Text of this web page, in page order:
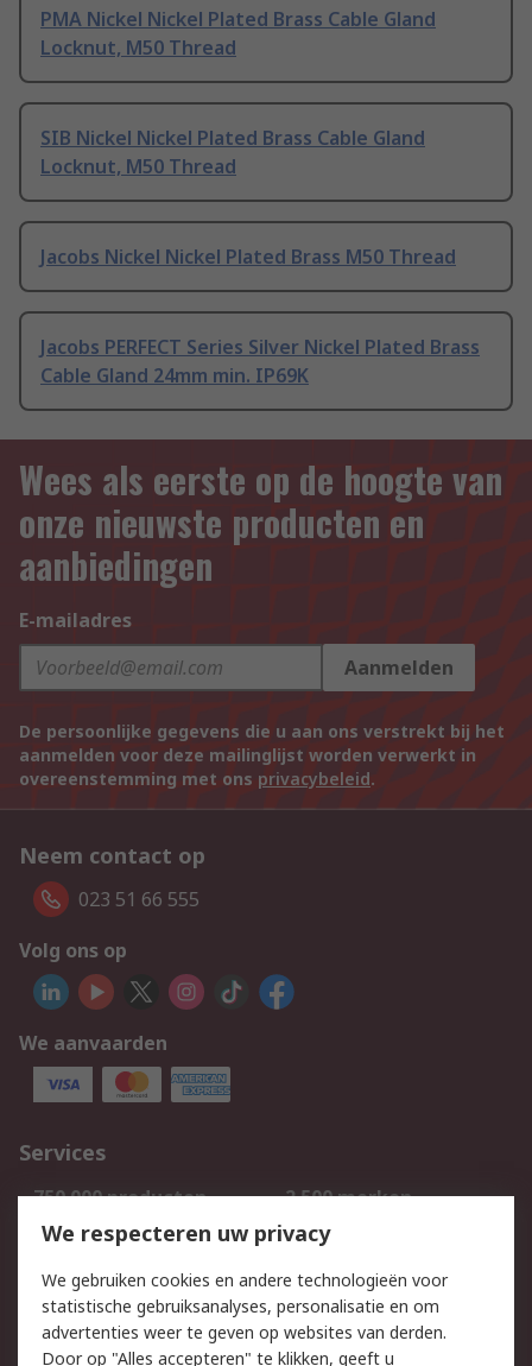
PMA Nickel Nickel Plated Brass Cable Gland
Locknut, M50 Thread
SIB Nickel Nickel Plated Brass Cable Gland
Locknut, M50 Thread
Jacobs Nickel Nickel Plated Brass M50 Thread
Jacobs PERFECT Series Silver Nickel Plated Brass
Cable Gland 24mm min. IP69K
Wees als eerste op de hoogte van
onze nieuwste producten en
aanbiedingen
E-mailadres
Aanmelden
De persoonlijke gegevens die u aan ons verstrekt bij het
aanmelden voor deze mailinglijst worden verwerkt in
overeenstemming met ons privacybeleid.
Neem contact op
023 51 66 555
Volg ons op
We aanvaarden
Services
750.000 producten
2.500 merken
Bestellen
Inkoopoplossingen
Track & Trace
Wettelijk
We respecteren uw privacy
We gebruiken cookies en andere technologieën voor
statistische gebruiksanalyses, personalisatie en om
advertenties weer te geven op websites van derden.
Door op "Alles accepteren" te klikken, geeft u